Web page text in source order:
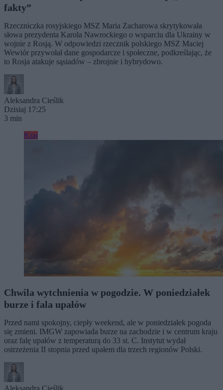
fakty”
Rzeczniczka rosyjskiego MSZ Maria Zacharowa skrytykowała
słowa prezydenta Karola Nawrockiego o wsparciu dla Ukrainy w
wojnie z Rosją. W odpowiedzi rzecznik polskiego MSZ Maciej
Wewiór przywołał dane gospodarcze i społeczne, podkreślając, że
to Rosja atakuje sąsiadów – zbrojnie i hybrydowo.
Aleksandra Cieślik
Dzisiaj 17:25
3 min
Kraj
Chwila wytchnienia w pogodzie. W poniedziałek
burze i fala upałów
Przed nami spokojny, ciepły weekend, ale w poniedziałek pogoda
się zmieni. IMGW zapowiada burze na zachodzie i w centrum kraju
oraz falę upałów z temperaturą do 33 st. C. Instytut wydał
ostrzeżenia II stopnia przed upałem dla trzech regionów Polski.